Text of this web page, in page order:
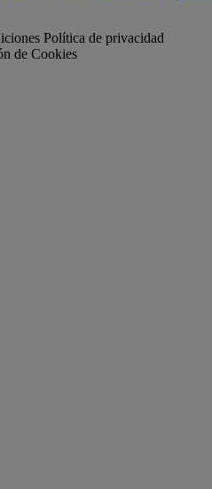
Política de privacidad
de Cookies